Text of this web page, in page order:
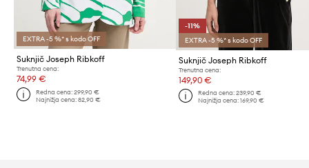
EXTRA -5 %* s kodo OFF
Suknjič Joseph Ribkoff
Trenutna cena:
74,99 €
Redna cena:299,90 €
Najnižja cena:82,90 €
-11%
EXTRA -5 %* s kodo OFF
Suknjič Joseph Ribkoff
Trenutna cena:
149,90 €
Redna cena: 239,90 €
Najnižja cena: 169,90 €